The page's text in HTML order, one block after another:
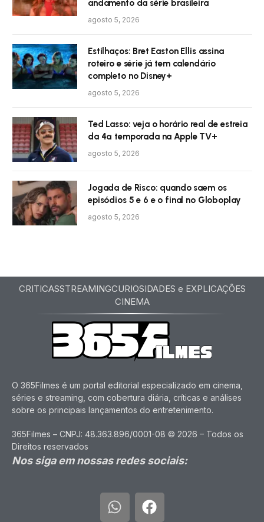
andamento da série brasileira
agosto 5, 2026
Estilhaços: Bret Easton Ellis assina
roteiro e série já tem calendário
completo no Disney+
agosto 5, 2026
Ted Lasso: veja o horário real de estreia
da 4ª temporada na Apple TV+
agosto 5, 2026
Jogada de Risco: quando saem os
episódios 5 e 6 e o final no Globoplay
agosto 5, 2026
CRITICASSTREAMINGCURIOSIDADES e EXPLICAÇÕES
CINEMA
O 365Filmes é um portal editorial especializado em cinema,
séries e streaming, com cobertura diária, críticas e análises
sobre os principais lançamentos do entretenimento.
365Filmes – CNPJ: 48.363.896/0001-08 © 2026 – Todos os
Direitos reservados
Nos siga em nossas redes sociais: